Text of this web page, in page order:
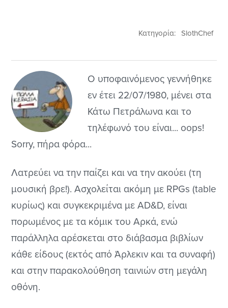
Κατηγορία: SlothChef
Ο υποφαινόμενος γεννήθηκε
εν έτει 22/07/1980, μένει στα
Κάτω Πετράλωνα και το
τηλέφωνό του είναι... oops!
Sorry, πήρα φόρα...
Λατρεύει να την παίζει και να την ακούει (τη
μουσική βρε!). Ασχολείται ακόμη με RPGs (table
κυρίως) και συγκεκριμένα με AD&D, είναι
πορωμένος με τα κόμικ του Αρκά, ενώ
παράλληλα αρέσκεται στο διάβασμα βιβλίων
κάθε είδους (εκτός από Άρλεκιν και τα συναφή)
και στην παρακολούθηση ταινιών στη μεγάλη
οθόνη.